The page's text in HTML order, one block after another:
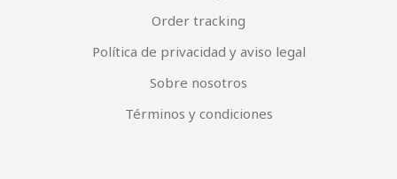
Order tracking
Política de privacidad y aviso legal
Sobre nosotros
Términos y condiciones